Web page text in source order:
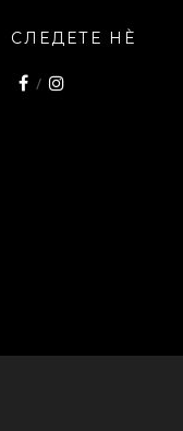
СЛЕДЕТЕ НÈ